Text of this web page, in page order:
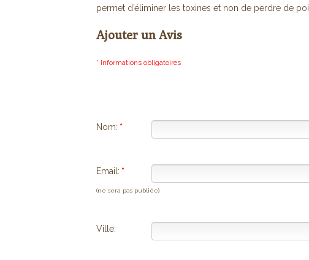
permet d’éliminer les toxines et non de perdre de
Ajouter un Avis
* Informations obligatoires
Nom: *
Email: *
(ne sera pas publiée)
Ville: